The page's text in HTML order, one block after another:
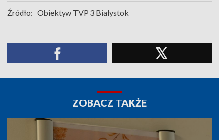
Źródło: Obiektyw TVP 3 Białystok
ZOBACZ TAKŻE